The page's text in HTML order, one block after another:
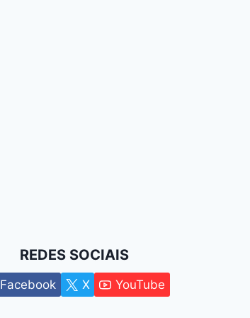
REDES SOCIAIS
Facebook X YouTube